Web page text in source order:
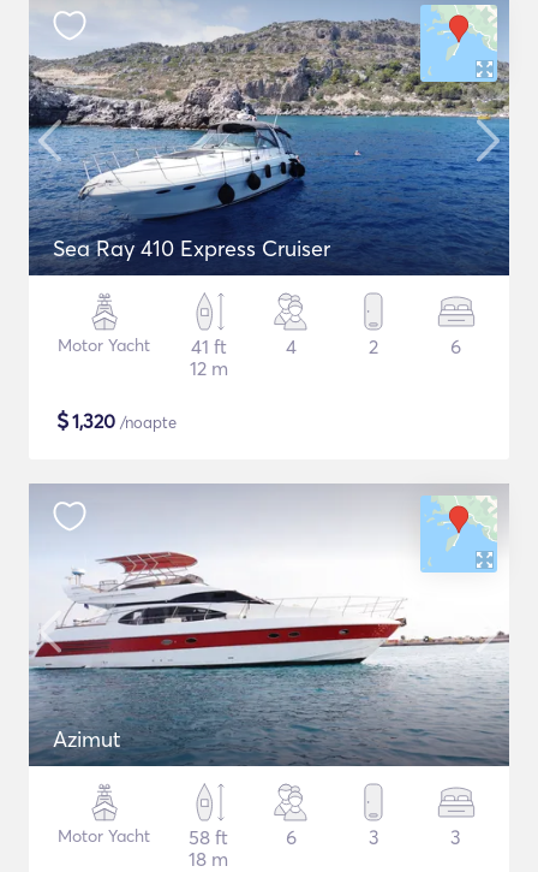
Sea Ray 410 Express Cruiser
Motor Yacht
41 ft
12 m
4 2 6
$1,320 /noapte
Azimut
Motor Yacht
58 ft
18 m
6 3 3